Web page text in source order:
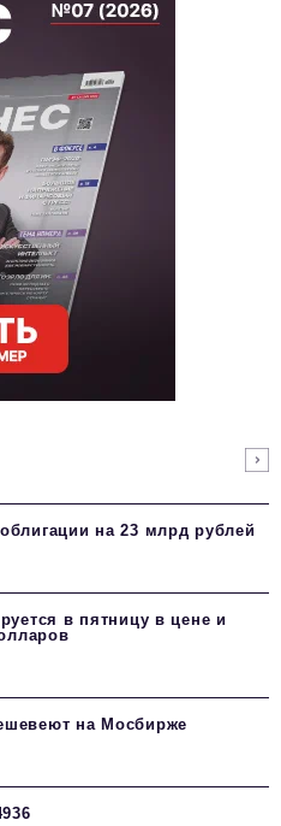
на 23 млрд рублей
в пятницу в цене и
на Мосбирже